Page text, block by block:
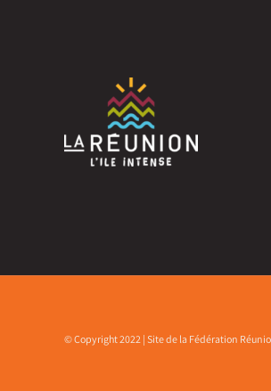
© Copyright 2022 | Site de la Fédération